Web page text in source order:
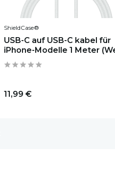
ShieldCase®
USB-C auf USB-C kabel für
iPhone-Modelle 1 Meter
11,99 €